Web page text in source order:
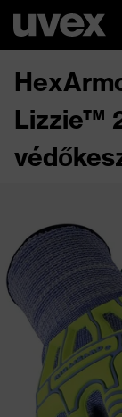
Lizzie™